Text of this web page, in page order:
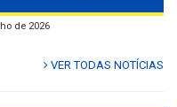
de 2026
VER TODAS NOTÍCIAS